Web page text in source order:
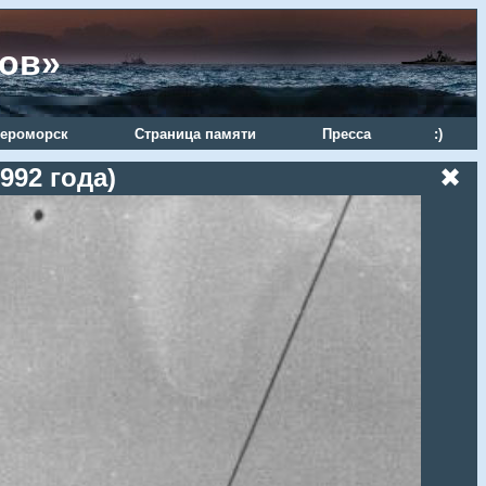
Страница памяти Пресса :)
года) ✖